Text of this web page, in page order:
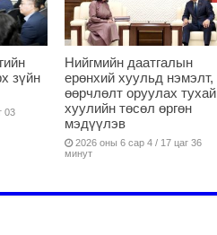
зүйн
03
Нийгмийн даатгалын
ерөнхий хуульд нэмэлт,
өөрчлөлт оруулах тухай
хуулийн төсөл өргөн
мэдүүлэв
2026 оны 6 сар 4 / 17 цаг 36
минут